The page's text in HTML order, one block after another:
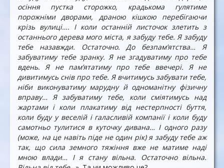
осіння пустка сторожко, крадькома гулятиме
порожніми дворами, драною кішкою перебігаючи
крізь вулиці…. І коли останній листочок злетить з
останнього дерева мого міста, я забуду тебе. Я забуду
тебе назавжди. Остаточно. До безпам’ятства… Я
забуватиму тебе зранку. Я не згадуватиму про тебе
вдень. Я не пам’ятатиму про тебе ввечері. Я не
дивитимусь снів про тебе. Я вчитимусь забувати тебе,
ніби виконуватиму марудну й одноманітну фізичну
вправу… Я забуватиму тебе, коли сміятимусь над
жартами і коли плакатиму від нестерпності буття,
коли буду у веселій і галасливій компанії і коли буду
самотньо тулитися в куточку дивана… І одного разу
(може, на це навіть піде не один рік) я забуду тебе аж
так, що сила земного тяжіння вже не матиме наді
мною влади… І я стану вільна. Остаточно вільна.